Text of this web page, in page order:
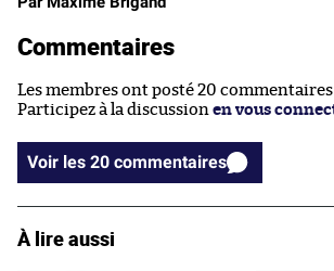
Commentaires
Les membres ont posté 20
Participez à la discussion en vous
Voir les 20 commentaires
À lire aussi